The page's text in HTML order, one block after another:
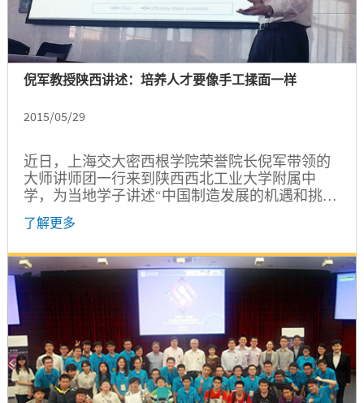
倪军教授陕西讲述：培养人才要像手工揉面一样
2015/05/29
近日，上海交大密西根学院荣誉院长倪军带领的
大师讲师团一行来到陕西西北工业大学附属中
学，为当地学子讲述“中国制造发展的机遇和挑
战”，探讨在“中国制造2025”和“一带一路”的战略
方针下，如何培养顺应未来制造业发展的工程精
了解更多